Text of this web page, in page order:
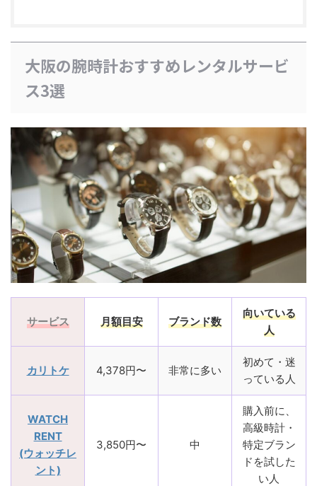
大阪の腕時計おすすめレンタルサービ
ス3選
サービス 月額目安 ブランド数
向いている
人
カリトケ 4,378円〜 非常に多い
初めて・迷
っている人
WATCH
RENT
(ウォッチレ
ント)
3,850円〜 中
購入前に、
高級時計・
特定ブラン
ドを試した
い人